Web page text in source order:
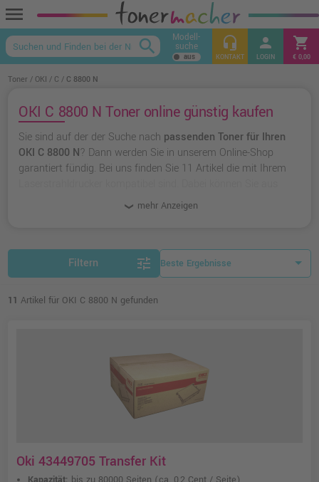
menu
keyboard_arrow_up
search Modell-
suche headset_mic
KONTAKT
person
LOGIN
shopping_cart
€ 0,00
Toner OKI C C 8800 N
OKI C 8800 N Toner online günstig kaufen
Sie sind auf der der Suche nach passenden Toner für Ihren
OKI C 8800 N? Dann werden Sie in unserem Online-Shop
garantiert fündig. Bei uns finden Sie 11 Artikel die mit Ihrem
wählen oder zu
mehr Anzeigen
Filtern tune
11 Artikel für OKI C 8800 N gefunden
Oki 43449705 Transfer Kit